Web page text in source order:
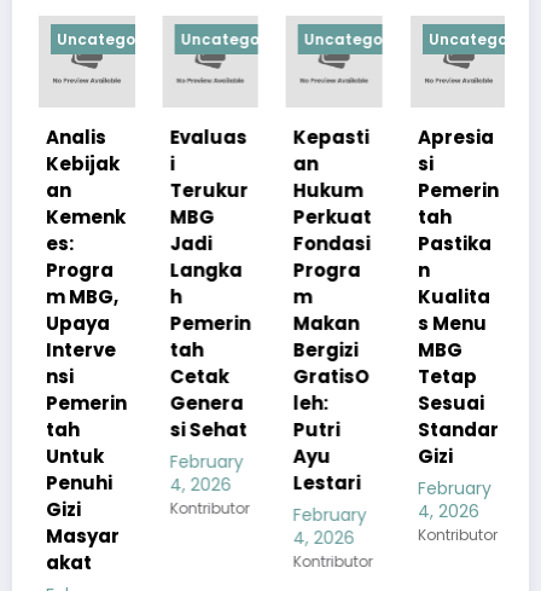
Uncategorized
Evaluas
i
MBG
Jadi
Langka
h
Pemerin
tah
Cetak
Genera
si Sehat
February
4, 2026
Kontributor
Uncategorized
Kepasti
Hukum
Perkuat
Fondasi
Progra
Makan
Bergizi
GratisO
leh:
Putri
Ayu
Lestari
February
Uncategorized
Apresia
Pemerin
tah
Pastika
n
s Menu
MBG
Tetap
Sesuai
Standar
Gizi
February
4, 2026
Kontributor
Progra
Makan
Bergizi
Gratis
Ketaha
nan Gizi
Nasiona
l
February
4, 2026
Kontributor